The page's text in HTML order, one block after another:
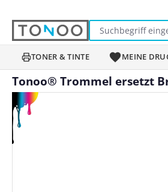
TONER & TINTE MEINE
Tonoo® Trommel ersetzt
Bildergalerie überspringen